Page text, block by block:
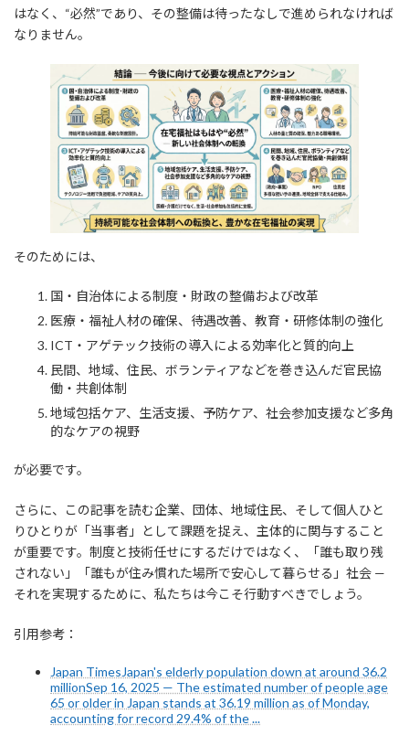
はなく、“必然”であり、その整備は待ったなしで進められなければ
なりません。
そのためには、
国・自治体による制度・財政の整備および改革
医療・福祉人材の確保、待遇改善、教育・研修体制の強化
ICT・アゲテック技術の導入による効率化と質的向上
民間、地域、住民、ボランティアなどを巻き込んだ官民協
働・共創体制
地域包括ケア、生活支援、予防ケア、社会参加支援など多角
的なケアの視野
が必要です。
さらに、この記事を読む企業、団体、地域住民、そして個人ひと
りひとりが「当事者」として課題を捉え、主体的に関与すること
が重要です。制度と技術任せにするだけではなく、「誰も取り残
されない」「誰もが住み慣れた場所で安心して暮らせる」社会 —
それを実現するために、私たちは今こそ行動すべきでしょう。
引用参考：
Japan TimesJapan's elderly population down at around 36.2
millionSep 16, 2025 — The estimated number of people age
65 or older in Japan stands at 36.19 million as of Monday,
accounting for record 29.4% of the ...